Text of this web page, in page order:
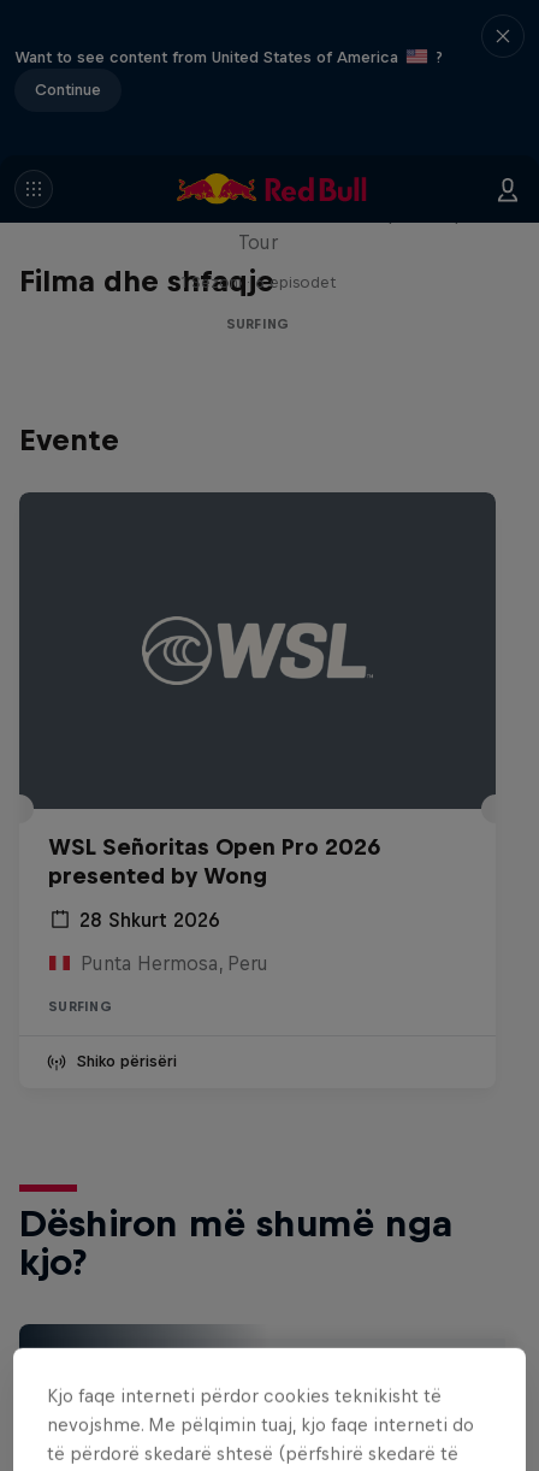
Want to see content from United States of America
?
Continue
Filma dhe shfaqje
WSL Replay
Tour
1 Sezoni · 6 episodet
SURFING
Evente
WSL Señoritas Open Pro 2026
presented by Wong
28 Shkurt 2026
Punta Hermosa, Peru
SURFING
Shiko përisëri
Dëshiron më shumë nga
kjo?
Welcome to the Surf Hub, where you will find a rip-
roaring collection of surf films, shows and …
Kjo faqe interneti përdor cookies teknikisht të
nevojshme. Me pëlqimin tuaj, kjo faqe interneti do
të përdorë skedarë shtesë (përfshirë skedarë të